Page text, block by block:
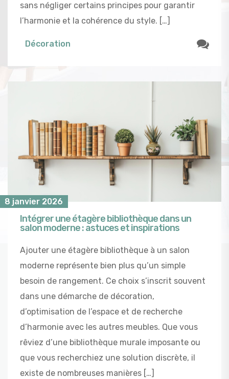
sans négliger certains principes pour garantir
l’harmonie et la cohérence du style. […]
Décoration
8 janvier 2026
Intégrer une étagère bibliothèque dans un
salon moderne : astuces et inspirations
Ajouter une étagère bibliothèque à un salon
moderne représente bien plus qu’un simple
besoin de rangement. Ce choix s’inscrit souvent
dans une démarche de décoration,
d’optimisation de l’espace et de recherche
d’harmonie avec les autres meubles. Que vous
rêviez d’une bibliothèque murale imposante ou
que vous recherchiez une solution discrète, il
existe de nombreuses manières […]